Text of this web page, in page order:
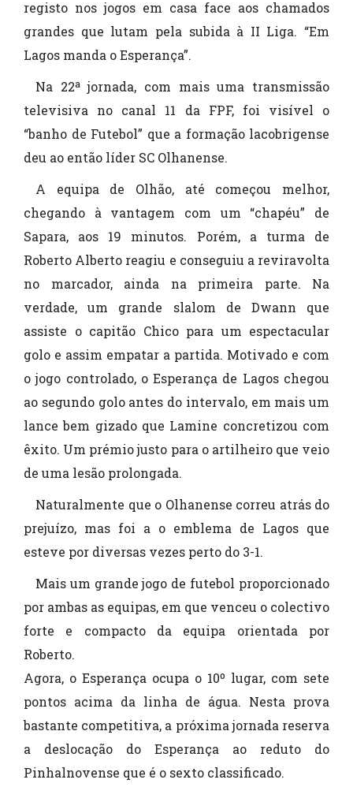
registo nos jogos em casa face aos chamados
grandes que lutam pela subida à II Liga. “Em
Lagos manda o Esperança”.
Na 22ª jornada, com mais uma transmissão
televisiva no canal 11 da FPF, foi visível o
“banho de Futebol” que a formação lacobrigense
deu ao então líder SC Olhanense.
A equipa de Olhão, até começou melhor,
chegando à vantagem com um “chapéu” de
Sapara, aos 19 minutos. Porém, a turma de
Roberto Alberto reagiu e conseguiu a reviravolta
no marcador, ainda na primeira parte. Na
verdade, um grande slalom de Dwann que
assiste o capitão Chico para um espectacular
golo e assim empatar a partida. Motivado e com
o jogo controlado, o Esperança de Lagos chegou
ao segundo golo antes do intervalo, em mais um
lance bem gizado que Lamine concretizou com
êxito. Um prémio justo para o artilheiro que veio
de uma lesão prolongada.
Naturalmente que o Olhanense correu atrás do
prejuízo, mas foi a o emblema de Lagos que
esteve por diversas vezes perto do 3-1.
Mais um grande jogo de futebol proporcionado
por ambas as equipas, em que venceu o colectivo
forte e compacto da equipa orientada por
Roberto.
Agora, o Esperança ocupa o 10º lugar, com sete
pontos acima da linha de água. Nesta prova
bastante competitiva, a próxima jornada reserva
a deslocação do Esperança ao reduto do
Pinhalnovense que é o sexto classificado.